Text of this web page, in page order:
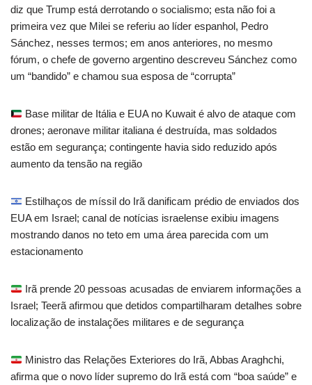
diz que Trump está derrotando o socialismo; esta não foi a
primeira vez que Milei se referiu ao líder espanhol, Pedro
Sánchez, nesses termos; em anos anteriores, no mesmo
fórum, o chefe de governo argentino descreveu Sánchez como
um “bandido” e chamou sua esposa de “corrupta”
Base militar de Itália e EUA no Kuwait é alvo de ataque com
drones; aeronave militar italiana é destruída, mas soldados
estão em segurança; contingente havia sido reduzido após
aumento da tensão na região
Estilhaços de míssil do Irã danificam prédio de enviados dos
EUA em Israel; canal de notícias israelense exibiu imagens
mostrando danos no teto em uma área parecida com um
estacionamento
Irã prende 20 pessoas acusadas de enviarem informações a
Israel; Teerã afirmou que detidos compartilharam detalhes sobre
localização de instalações militares e de segurança
Ministro das Relações Exteriores do Irã, Abbas Araghchi,
afirma que o novo líder supremo do Irã está com “boa saúde” e